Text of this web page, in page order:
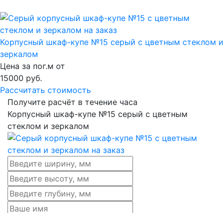
Корпусный шкаф-купе №15 серый с цветным стеклом и
зеркалом
Цена за пог.м от
15000 руб.
Рассчитать стоимость
Получите расчёт в течение часа
Корпусный шкаф-купе №15 серый с цветным
стеклом и зеркалом